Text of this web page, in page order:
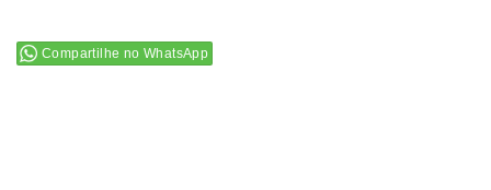
Compartilhe no WhatsApp